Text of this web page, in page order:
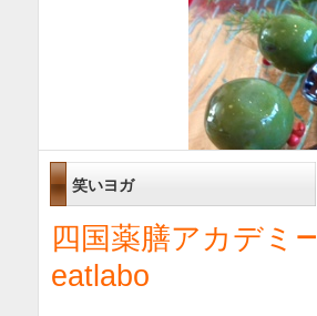
笑いヨガ
四国薬膳アカデミー
eatlabo